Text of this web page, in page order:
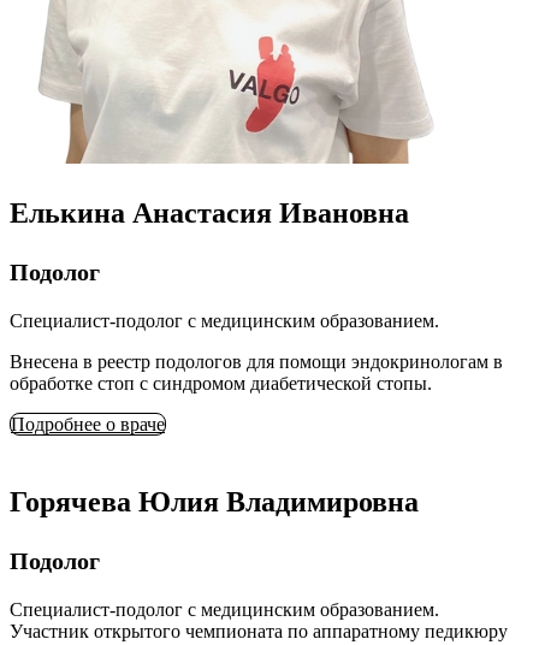
Елькина Анастасия Ивановна
Подолог
Специалист-подолог с медицинским образованием.
Внесена в реестр подологов для помощи эндокринологам в
обработке стоп с синдромом диабетической стопы.
Подробнее о враче
Горячева Юлия Владимировна
Подолог
Специалист-подолог с медицинским образованием.
Участник открытого чемпионата по аппаратному педикюру